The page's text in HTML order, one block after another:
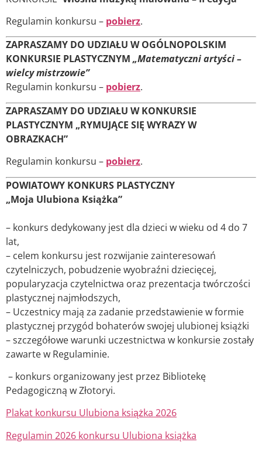
Regulamin konkursu – pobierz.
ZAPRASZAMY DO UDZIAŁU W OGÓLNOPOLSKIM
KONKURSIE PLASTYCZNYM „Matematyczni artyści –
wielcy mistrzowie”
Regulamin konkursu – pobierz.
ZAPRASZAMY DO UDZIAŁU W KONKURSIE
PLASTYCZNYM „RYMUJĄCE SIĘ WYRAZY W
OBRAZKACH”
Regulamin konkursu – pobierz.
POWIATOWY KONKURS PLASTYCZNY
„Moja Ulubiona Książka”
– konkurs dedykowany jest dla dzieci w wieku od 4 do 7
lat,
– celem konkursu jest rozwijanie zainteresowań
czytelniczych, pobudzenie wyobraźni dziecięcej,
popularyzacja czytelnictwa oraz prezentacja twórczości
plastycznej najmłodszych,
– Uczestnicy mają za zadanie przedstawienie w formie
plastycznej przygód bohaterów swojej ulubionej książki
– szczegółowe warunki uczestnictwa w konkursie zostały
zawarte w Regulaminie.
– konkurs organizowany jest przez Bibliotekę
Pedagogiczną w Złotoryi.
Plakat konkursu Ulubiona książka 2026
Regulamin 2026 konkursu Ulubiona książka